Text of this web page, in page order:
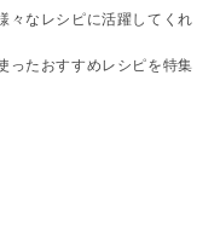
々なレシピに活躍してくれ
ったおすすめレシピを特集